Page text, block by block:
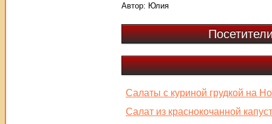
Автор: Юлия
Салаты с куриной грудкой на
Салат из краснокочанной